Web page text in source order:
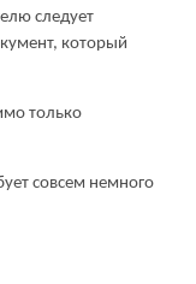
следует
который
только
совсем немного